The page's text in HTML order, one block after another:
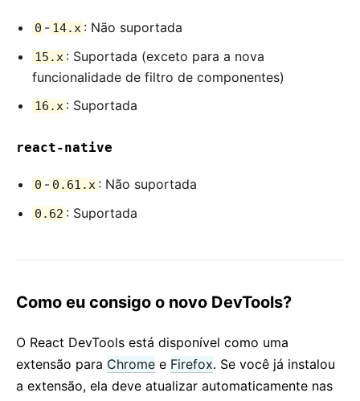
0 - 14.x : Não suportada
15.x : Suportada (exceto para a nova
funcionalidade de filtro de componentes)
16.x : Suportada
react-native
0 - 0.61.x : Não suportada
0.62 : Suportada
Como eu consigo o novo DevTools?
O React DevTools está disponível como uma
extensão para Chrome e Firefox. Se você já instalou
a extensão, ela deve atualizar automaticamente nas